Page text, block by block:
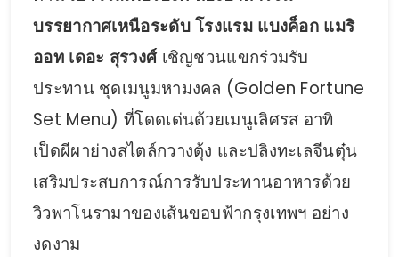
บรรยากาศเหนือระดับ โรงแรม แบงค็อก แมริ
ออท เดอะ สุรวงศ์เชิญชวนแขกร่วมรับ
ประทาน ชุดเมนูมหามงคล (Golden Fortune
Set Menu) ที่โดดเด่นด้วยเมนูเลิศรส อาทิ
เป็ดผีผาย่างสไตล์กวางตุ้ง และปลิงทะเลจีนตุ๋น
เสริมประสบการณ์การรับประทานอาหารด้วย
วิวพาโนรามาของเส้นขอบฟ้ากรุงเทพฯ อย่าง
งดงาม